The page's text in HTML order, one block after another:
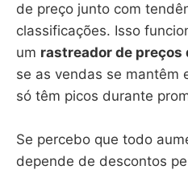
de preço junto com
classificações. Isso
um rastreador de preços
se as vendas se mantêm
só têm picos durante
Se percebo que todo
depende de descontos